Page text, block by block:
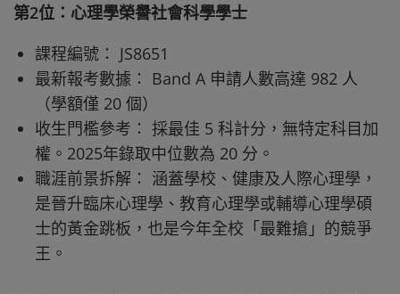
第2位：心理學榮譽社會科學學士
課程編號： JS8651
最新報考數據： Band A 申請人數高達 982 人
（學額僅 20 個）
收生門檻參考： 採最佳 5 科計分，無特定科目加
權。2025年錄取中位數為 20 分。
職涯前景拆解： 涵蓋學校、健康及人際心理學，
是晉升臨床心理學、教育心理學或輔導心理學碩
士的黃金跳板，也是今年全校「最難搶」的競爭
王。